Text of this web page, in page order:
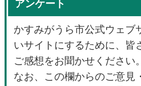
アンケート
かすみがうら市公式ウェブ
いサイトにするために、皆
ご感想をお聞かせください。
なお、この欄からのご意見